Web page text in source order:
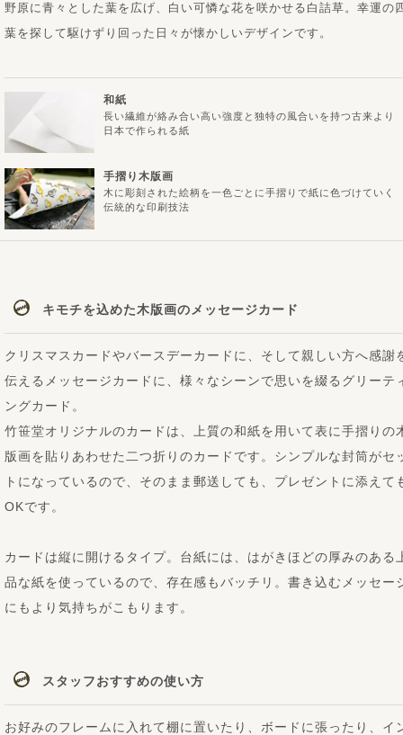
手摺り木版画
木に彫刻された絵柄を一色ごとに手摺りで紙に色づけていく
伝統的な印刷技法
和紙
長い繊維が絡み合い高い強度と独特の風合いを持つ古来より
日本で作られる紙
野原に青々とした葉を広げ、白い可憐な花を咲かせる白詰草。幸運の
葉を探して駆けずり回った日々が懐かしいデザインです。
キモチを込めた木版画のメッセージカード
クリスマスカードやバースデーカードに、そして親しい方へ感謝
伝えるメッセージカードに、様々なシーンで思いを綴るグリーテ
ングカード。
竹笹堂オリジナルのカードは、上質の和紙を用いて表に手摺りの
版画を貼りあわせた二つ折りのカードです。シンプルな封筒がセ
トになっているので、そのまま郵送しても、プレゼントに添えて
OKです。
カードは縦に開けるタイプ。台紙には、はがきほどの厚みのある
品な紙を使っているので、存在感もバッチリ。書き込むメッセー
にもより気持ちがこもります。
スタッフおすすめの使い方
お好みのフレームに入れて棚に置いたり、ボードに張ったり、イ